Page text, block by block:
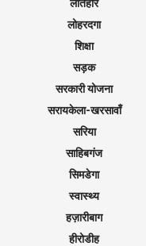
लातेहार
लोहरदगा
शिक्षा
सड़क
सरकारी योजना
सरायकेला-खरसावाँ
सरिया
साहिबगंज
सिमडेगा
स्वास्थ्य
हज़ारीबाग
हीरोडीह